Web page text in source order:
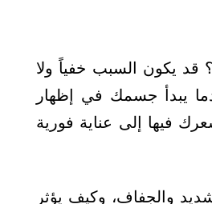
يكون السبب خفياً ولا
يبدأ جسمك في إظهار
فيها إلى عناية فورية
والجفاف، وكيف يؤثر